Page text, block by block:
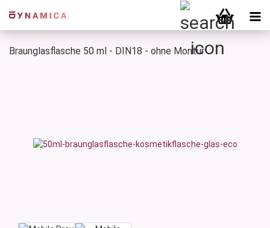
Braunglasflasche 50 ml - DIN18 - ohne Montur